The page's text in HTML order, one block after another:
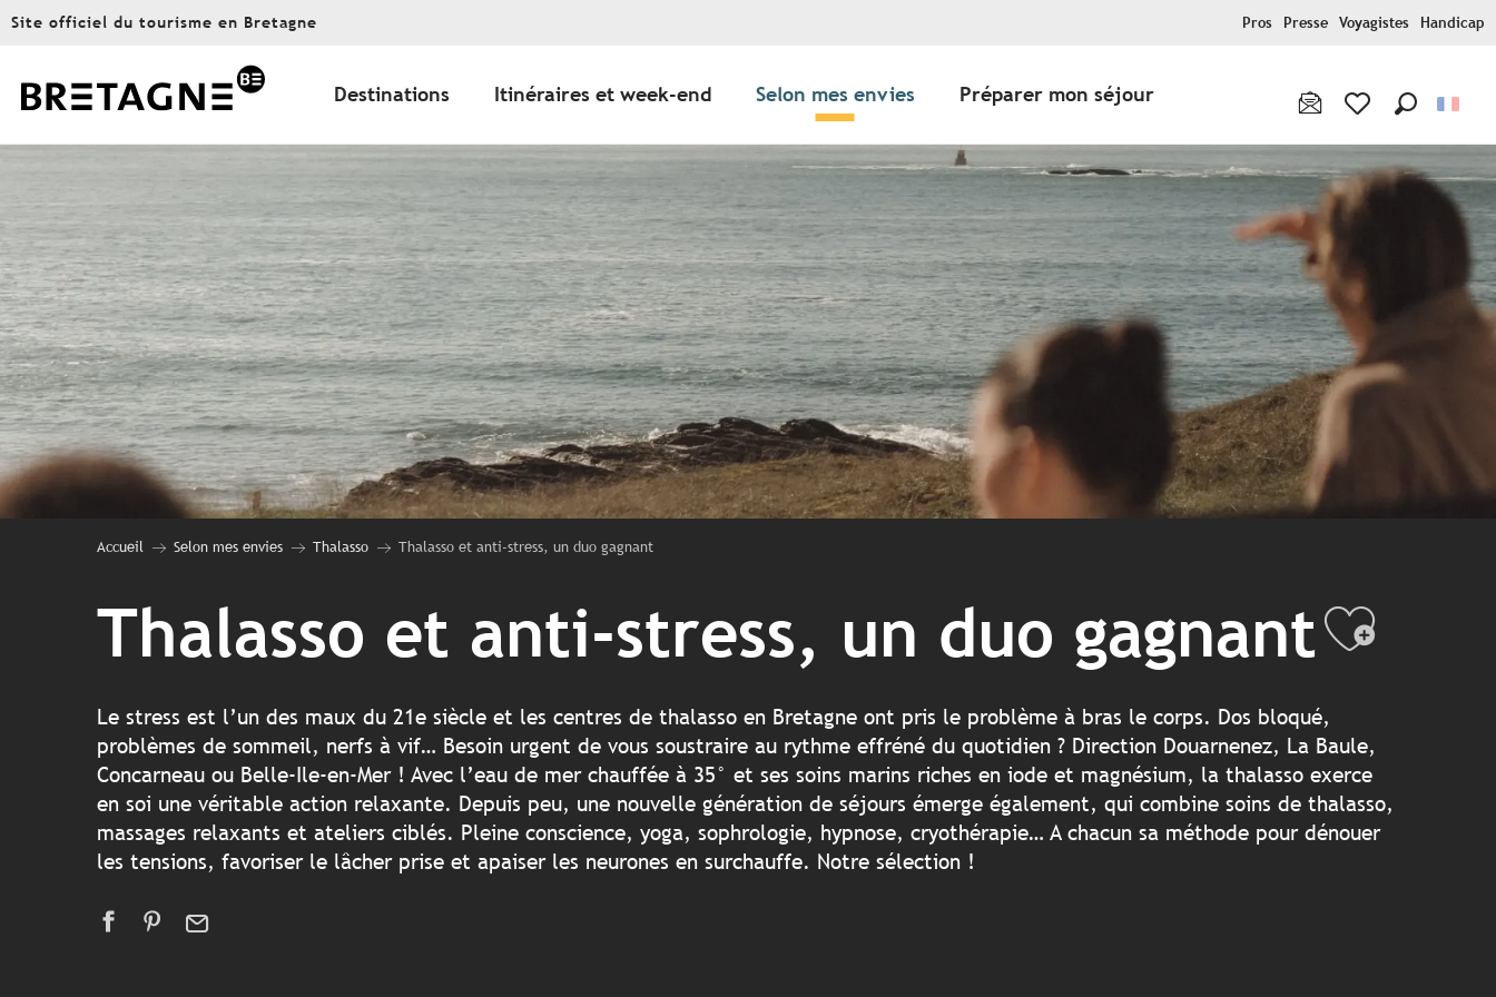
Aller
principal
Site officiel du tourisme en Bretagne Pros Presse Voyagistes Handicap
Destinations Itinéraires et week-end Selon mes envies Préparer mon séjour
Accueil Selon mes envies Thalasso Thalasso et anti-stress, un duo gagnant
Thalasso et anti-stress, un duo gagnant
Le stress est l’un des maux du 21e siècle et les centres de thalasso en Bretagne ont pris le problème à bras le corps. Dos bloqué,
problèmes de sommeil, nerfs à vif… Besoin urgent de vous soustraire au rythme effréné du quotidien ? Direction Douarnenez, La Baule,
Concarneau ou Belle-Ile-en-Mer ! Avec l’eau de mer chauffée à 35° et ses soins marins riches en iode et magnésium, la thalasso exerce
en soi une véritable action relaxante. Depuis peu, une nouvelle génération de séjours émerge également, qui combine soins de thalasso,
massages relaxants et ateliers ciblés. Pleine conscience, yoga, sophrologie, hypnose, cryothérapie… A chacun sa méthode pour dénouer
les tensions, favoriser le lâcher prise et apaiser les neurones en surchauffe. Notre sélection !